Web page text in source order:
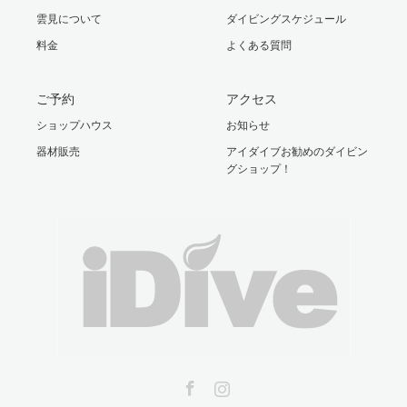
雲見について
料金
ダイビングスケジュール
よくある質問
ご予約
ショップハウス
器材販売
アクセス
お知らせ
アイダイブお勧めのダイビン
グショップ！